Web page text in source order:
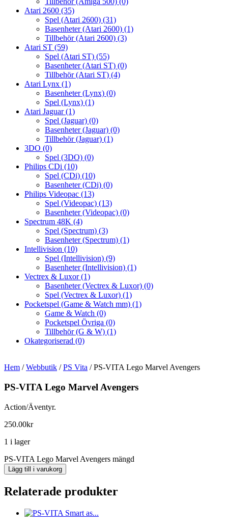
Atari 2600 (35)
Spel (Atari 2600) (31)
Basenheter (Atari 2600) (1)
Tillbehör (Atari 2600) (3)
Atari ST (59)
Spel (Atari ST) (55)
Basenheter (Atari ST) (0)
Tillbehör (Atari ST) (4)
Atari Lynx (1)
Basenheter (Lynx) (0)
Spel (Lynx) (1)
Atari Jaguar(1)
Spel (Jaguar) (0)
Basenheter (Jaguar) (0)
Tillbehör (Jaguar) (1)
3DO (0)
Spel (3DO) (0)
Philips CDi (10)
Spel (CDi) (10)
Basenheter (CDi) (0)
Philips Videopac (13)
Spel (Videopac) (13)
Basenheter (Videopac) (0)
Spectrum 48K (4)
Spel (Spectrum) (3)
Basenheter (Spectrum) (1)
Intellivision (10)
Spel (Intellivision) (9)
Basenheter (Intellivision) (1)
Vectrex & Luxor(1)
Basenheter (Vectrex & Luxor) (0)
Spel (Vectrex & Luxor) (1)
Pocketspel (Game & Watch mm) (1)
Game & Watch (0)
Pocketspel Övriga (0)
Tillbehör (G & W) (1)
Okategoriserad (0)
Hem /Webbutik /PS Vita / PS-VITA Lego Marvel Avengers
PS-VITA Lego Marvel Avengers
Action/Äventyr.
250.00kr
1 i lager
PS-VITA Lego Marvel Avengers mängd
Lägg till i varukorg
Relaterade produkter